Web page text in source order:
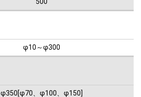
φ10～φ300
φ350[φ70、φ100、φ150]